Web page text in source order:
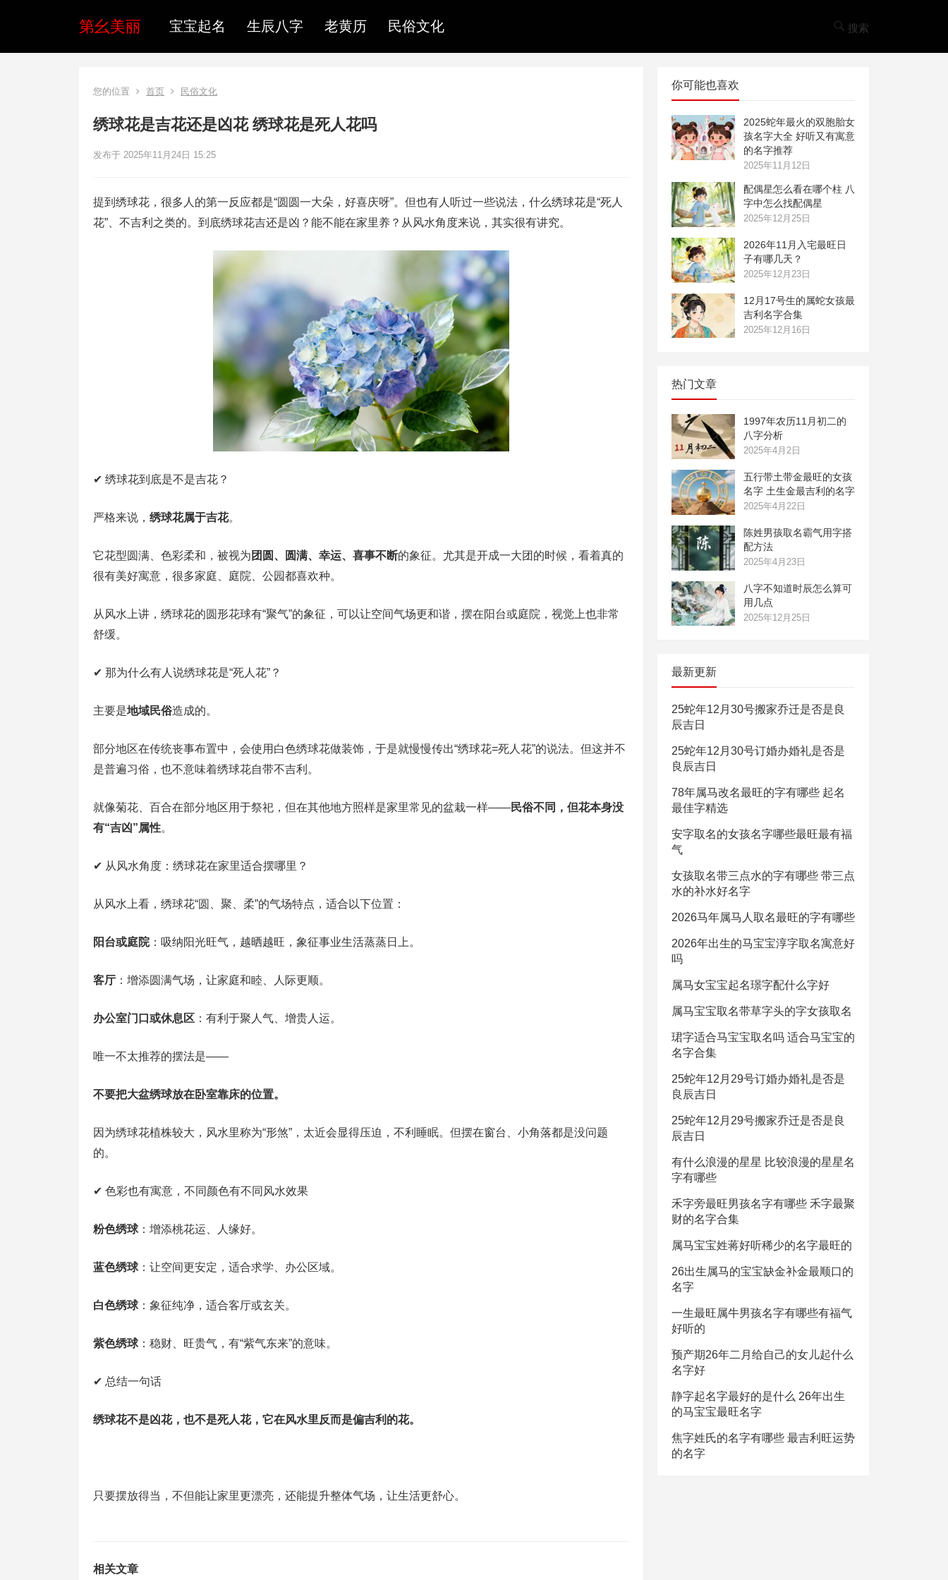
第幺美丽 宝宝起名 生辰八字 老黄历 民俗文化 搜索
您的位置 首页 民俗文化
绣球花是吉花还是凶花 绣球花是死人花吗
发布于 2025年11月24日 15:25
提到绣球花，很多人的第一反应都是“圆圆一大朵，好喜庆呀”。但也有人听过一些说法，什么绣球花是“死人
花”、不吉利之类的。到底绣球花吉还是凶？能不能在家里养？从风水角度来说，其实很有讲究。
✔ 绣球花到底是不是吉花？
严格来说， 绣球花属于吉花。
它花型圆满、色彩柔和，被视为 团圆、圆满、幸运、喜事不断的象征。尤其是开成一大团的时候，看着真的
很有美好寓意，很多家庭、庭院、公园都喜欢种。
从风水上讲，绣球花的圆形花球有“聚气”的象征，可以让空间气场更和谐，摆在阳台或庭院，视觉上也非常
舒缓。
✔ 那为什么有人说绣球花是“死人花”？
主要是地域民俗造成的。
部分地区在传统丧事布置中，会使用白色绣球花做装饰，于是就慢慢传出“绣球花=死人花”的说法。但这并不
是普遍习俗，也不意味着绣球花自带不吉利。
就像菊花、百合在部分地区用于祭祀，但在其他地方照样是家里常见的盆栽一样——民俗不同，但花本身没
有“吉凶”属性。
✔ 从风水角度：绣球花在家里适合摆哪里？
从风水上看，绣球花“圆、聚、柔”的气场特点，适合以下位置：
阳台或庭院：吸纳阳光旺气，越晒越旺，象征事业生活蒸蒸日上。
客厅 ：增添圆满气场，让家庭和睦、人际更顺。
办公室门口或休息区 ：有利于聚人气、增贵人运。
唯一不太推荐的摆法是——
不要把大盆绣球放在卧室靠床的位置。
因为绣球花植株较大，风水里称为“形煞”，太近会显得压迫，不利睡眠。但摆在窗台、小角落都是没问题
的。
✔ 色彩也有寓意，不同颜色有不同风水效果
粉色绣球：增添桃花运、人缘好。
蓝色绣球：让空间更安定，适合求学、办公区域。
白色绣球：象征纯净，适合客厅或玄关。
紫色绣球：稳财、旺贵气，有“紫气东来”的意味。
✔ 总结一句话
绣球花不是凶花，也不是死人花，它在风水里反而是偏吉利的花。
只要摆放得当，不但能让家里更漂亮，还能提升整体气场，让生活更舒心。
相关文章
你可能也喜欢
2025蛇年最火的双胞胎女
孩名字大全 好听又有寓意
的名字推荐
2025年11月12日
配偶星怎么看在哪个柱 八
字中怎么找配偶星
2025年12月25日
2026年11月入宅最旺日
子有哪几天？
2025年12月23日
12月17号生的属蛇女孩最
吉利名字合集
2025年12月16日
热门文章
1997年农历11月初二的
八字分析
2025年4月2日
五行带土带金最旺的女孩
名字 土生金最吉利的名字
2025年4月22日
陈姓男孩取名霸气用字搭
配方法
2025年4月23日
八字不知道时辰怎么算可
用几点
2025年12月25日
最新更新
25蛇年12月30号搬家乔迁是否是良
辰吉日
25蛇年12月30号订婚办婚礼是否是
良辰吉日
78年属马改名最旺的字有哪些 起名
最佳字精选
安字取名的女孩名字哪些最旺最有福
气
女孩取名带三点水的字有哪些 带三点
水的补水好名字
2026马年属马人取名最旺的字有哪些
2026年出生的马宝宝淳字取名寓意好
吗
属马女宝宝起名璟字配什么字好
属马宝宝取名带草字头的字女孩取名
珺字适合马宝宝取名吗 适合马宝宝的
名字合集
25蛇年12月29号订婚办婚礼是否是
良辰吉日
25蛇年12月29号搬家乔迁是否是良
辰吉日
有什么浪漫的星星 比较浪漫的星星名
字有哪些
禾字旁最旺男孩名字有哪些 禾字最聚
财的名字合集
属马宝宝姓蒋好听稀少的名字最旺的
26出生属马的宝宝缺金补金最顺口的
名字
一生最旺属牛男孩名字有哪些有福气
好听的
预产期26年二月给自己的女儿起什么
名字好
静字起名字最好的是什么 26年出生
的马宝宝最旺名字
焦字姓氏的名字有哪些 最吉利旺运势
的名字